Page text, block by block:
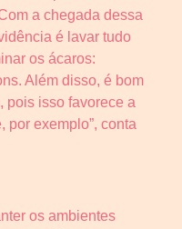
a chegada dessa
é lavar tudo
os ácaros:
Além disso, é bom
pois isso favorece a
por exemplo”, conta
os ambientes